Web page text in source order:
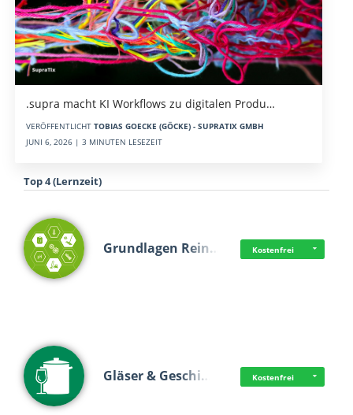
.supra macht KI Workflows zu digitalen Produ…
VERÖFFENTLICHT TOBIAS GOECKE (GÖCKE) - SUPRATIX GMBH
JUNI 6, 2026 | 3 MINUTEN LESEZEIT
Top 4 (Lernzeit)
Grundlagen Rein… Kostenfrei
Gläser & Geschi… Kostenfrei